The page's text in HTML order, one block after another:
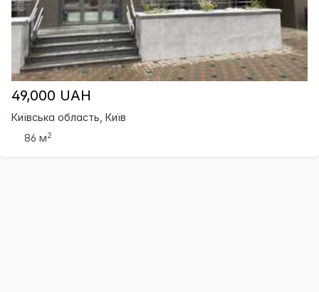
49,000 UAH
Київська область, Київ
86 м2